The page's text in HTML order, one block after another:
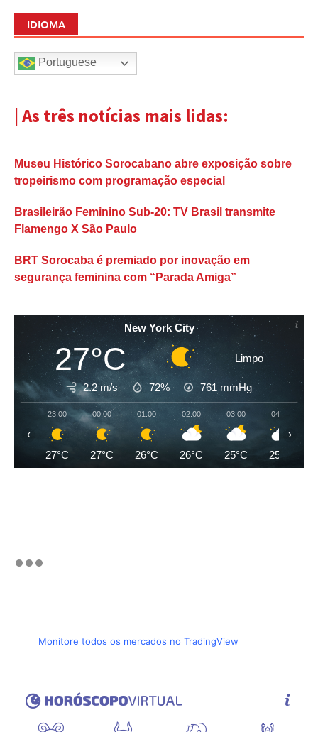
IDIOMA
Portuguese
| As três notícias mais lidas:
Museu Histórico Sorocabano abre exposição sobre
tropeirismo com programação especial
Brasileirão Feminino Sub-20: TV Brasil transmite
Flamengo X São Paulo
BRT Sorocaba é premiado por inovação em
segurança feminina com “Parada Amiga”
New York City
27°C Limpo
2.2 m/s 72% 761 mmHg
23:00
27°C
00:00
27°C
01:00
26°C
02:00
26°C
03:00
25°C
04:00
25°C
‹ ›
Monitore todos os mercados no TradingView